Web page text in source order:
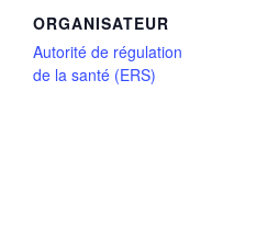
ORGANISATEUR
Autorité de régulation
de la santé (ERS)